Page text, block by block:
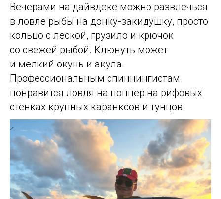
Вечерами на дайвдеке можно развлечься
в ловле рыбы на донку-закидушку, просто
кольцо с леской, грузило и крючок
со свежей рыбой. Клюнуть может
и мелкий окунь и акула.
Профессиональным спиннингистам
понравится ловля на поппер на рифовых
стенках крупных каранксов и тунцов.